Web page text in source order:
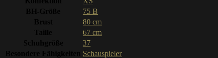
BH-Größe
75 B
Brust
80 cm
Taille
67 cm
Schuhgröße
37
Besondere Fähigkeiten Schauspieler